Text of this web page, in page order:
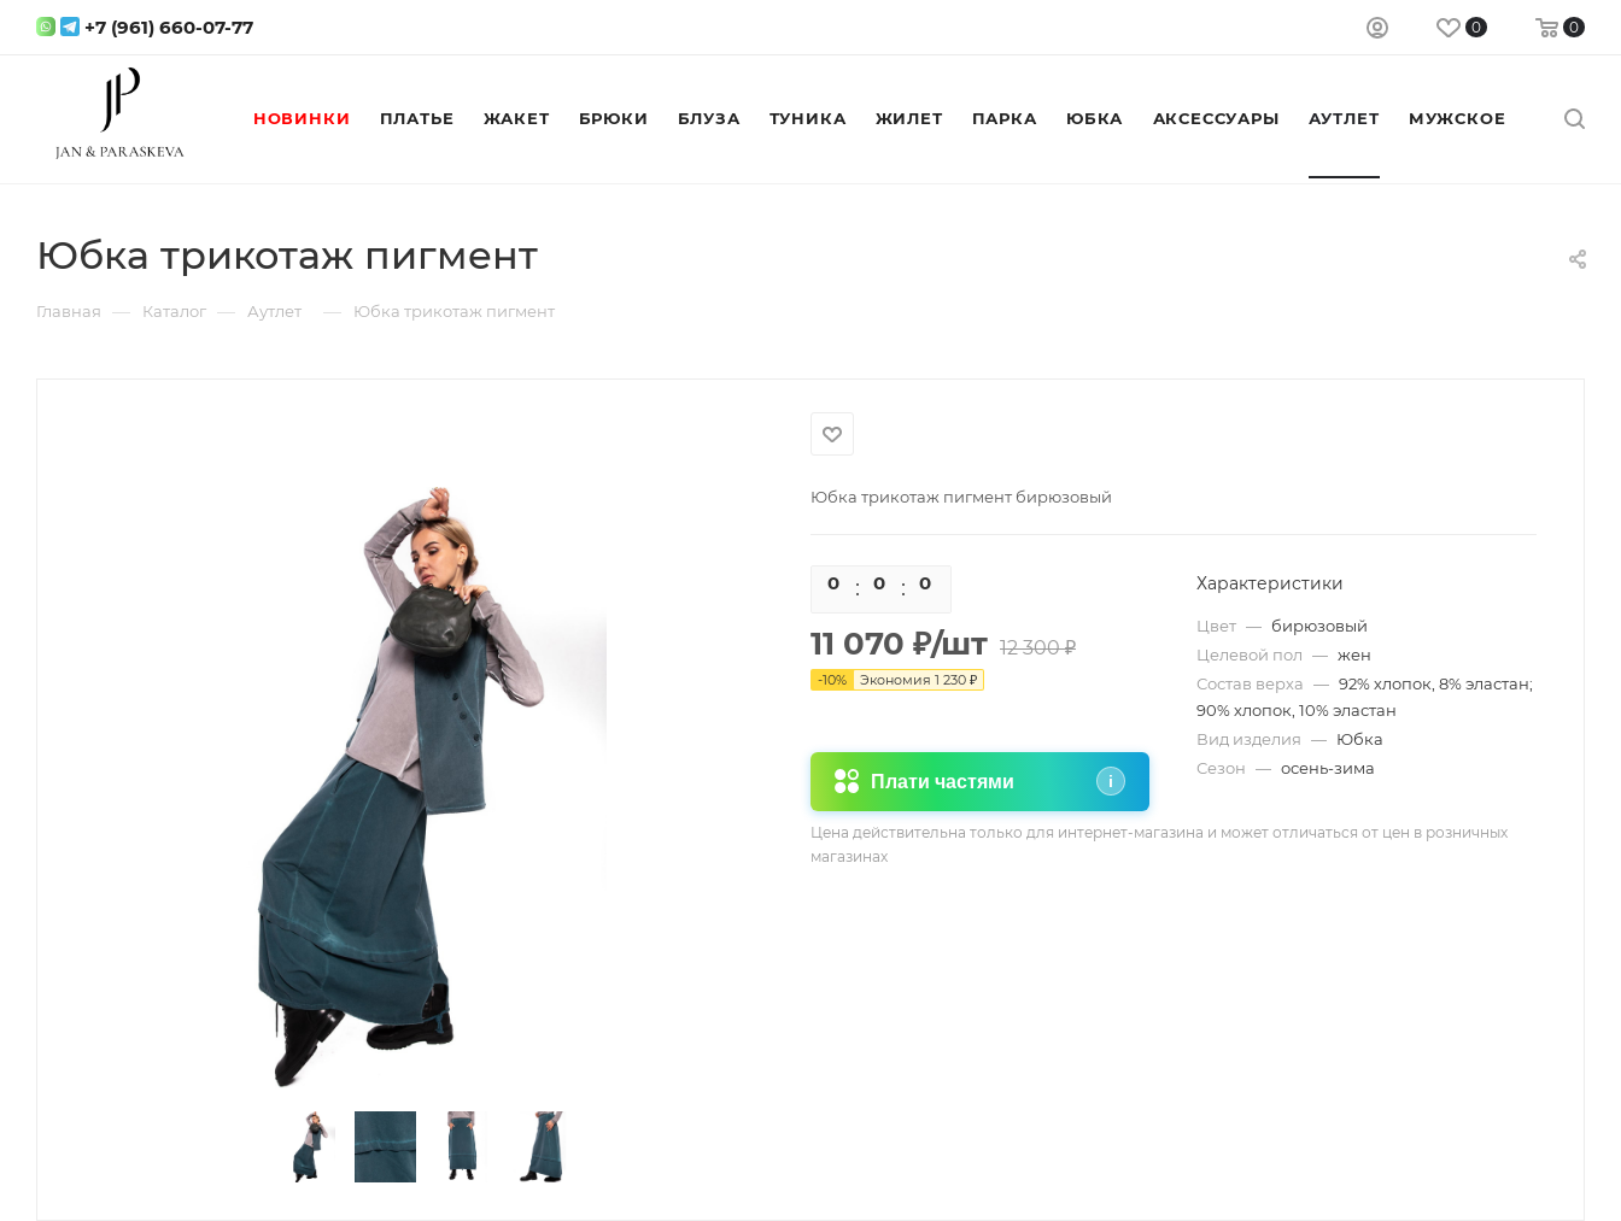
+7 (961) 660-07-77 0 0
НОВИНКИ ПЛАТЬЕ ЖАКЕТ БРЮКИ БЛУЗА ТУНИКА ЖИЛЕТ ПАРКА ЮБКА АКСЕССУАРЫ АУТЛЕТ МУЖСКОЕ
Юбка трикотаж пигмент
Главная — Каталог — Аутлет — Юбка трикотаж пигмент
Юбка трикотаж пигмент бирюзовый
0 0 0
11 070 ₽/шт 12 300₽
-10% Экономия 1 230 ₽
Плати частями i
Характеристики
Цвет — бирюзовый
Целевой пол — жен
Состав верха — 92% хлопок, 8% эластан;
90% хлопок, 10% эластан
Вид изделия — Юбка
Сезон — осень-зима
Цена действительна только для интернет-магазина и может отличаться от цен в розничных
магазинах